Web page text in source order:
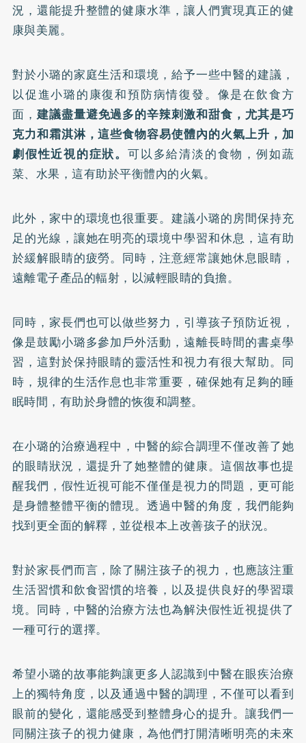
況，還能提升整體的健康水準，讓人們實現真正的健
康與美麗。
對於小璐的家庭生活和環境，給予一些中醫的建議，
以促進小璐的康復和預防病情復發。像是在飲食方
面，建議盡量避免過多的辛辣刺激和甜食，尤其是巧
克力和霜淇淋，這些食物容易使體內的火氣上升，加
劇假性近視的症狀。可以多給清淡的食物，例如蔬
菜、水果，這有助於平衡體內的火氣。
此外，家中的環境也很重要。建議小璐的房間保持充
足的光線，讓她在明亮的環境中學習和休息，這有助
於緩解眼睛的疲勞。同時，注意經常讓她休息眼睛，
遠離電子產品的輻射，以減輕眼睛的負擔。
同時，家長們也可以做些努力，引導孩子預防近視，
像是鼓勵小璐多參加戶外活動，遠離長時間的書桌學
習，這對於保持眼睛的靈活性和視力有很大幫助。同
時，規律的生活作息也非常重要，確保她有足夠的睡
眠時間，有助於身體的恢復和調整。
在小璐的治療過程中，中醫的綜合調理不僅改善了她
的眼睛狀況，還提升了她整體的健康。這個故事也提
醒我們，假性近視可能不僅僅是視力的問題，更可能
是身體整體平衡的體現。透過中醫的角度，我們能夠
找到更全面的解釋，並從根本上改善孩子的狀況。
對於家長們而言，除了關注孩子的視力，也應該注重
生活習慣和飲食習慣的培養，以及提供良好的學習環
境。同時，中醫的治療方法也為解決假性近視提供了
一種可行的選擇。
希望小璐的故事能夠讓更多人認識到中醫在眼疾治療
上的獨特角度，以及通過中醫的調理，不僅可以看到
眼前的變化，還能感受到整體身心的提升。讓我們一
同關注孩子的視力健康，為他們打開清晰明亮的未來